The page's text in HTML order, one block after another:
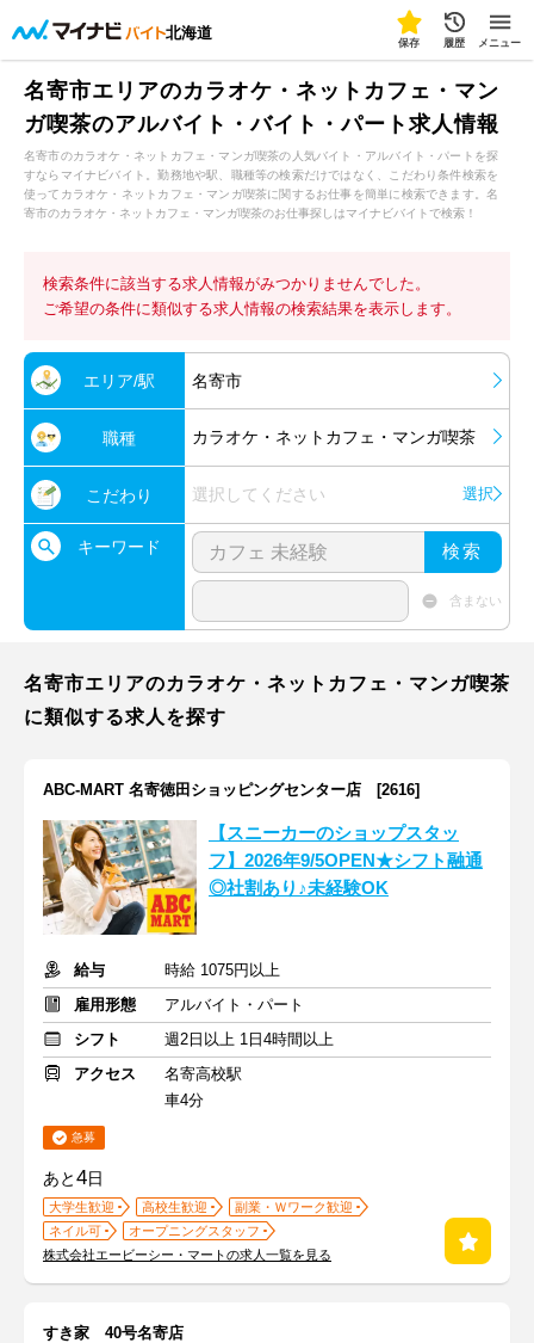
北海道
保存 履歴 メニュー
名寄市エリアのカラオケ・ネットカフェ・マン
ガ喫茶のアルバイト・バイト・パート求人情報
名寄市のカラオケ・ネットカフェ・マンガ喫茶の人気バイト・アルバイト・パートを探
すならマイナビバイト。勤務地や駅、職種等の検索だけではなく、こだわり条件検索を
使ってカラオケ・ネットカフェ・マンガ喫茶に関するお仕事を簡単に検索できます。名
寄市のカラオケ・ネットカフェ・マンガ喫茶のお仕事探しはマイナビバイトで検索！
検索条件に該当する求人情報がみつかりませんでした。
ご希望の条件に類似する求人情報の検索結果を表示します。
エリア/駅 名寄市
職種 カラオケ・ネットカフェ・マンガ喫茶
こだわり 選択してください 選択
キーワード 検索
含まない
名寄市エリアのカラオケ・ネットカフェ・マンガ喫茶
に類似する求人を探す
ABC-MART 名寄徳田ショッピングセンター店 [2616]
【スニーカーのショップスタッ
フ】2026年9/5OPEN★シフト融通
◎社割あり♪未経験OK
給与
時給 1075円以上
雇用形態
アルバイト・パート
シフト
週2日以上 1日4時間以上
アクセス
名寄高校駅
車4分
急募
あと4日
大学生歓迎 高校生歓迎
副業・Ｗワーク歓迎
ネイル可
オープニングスタッフ
株式会社エービーシー・マートの求人一覧を見る
すき家 40号名寄店